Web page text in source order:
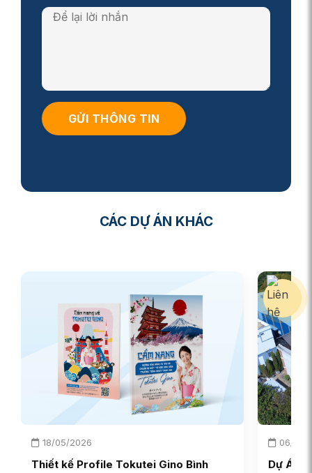
CÁC DỰ ÁN KHÁC
18/05/2026
Thiết kế Profile Tokutei Gino Bình
06/03/
Dự Án